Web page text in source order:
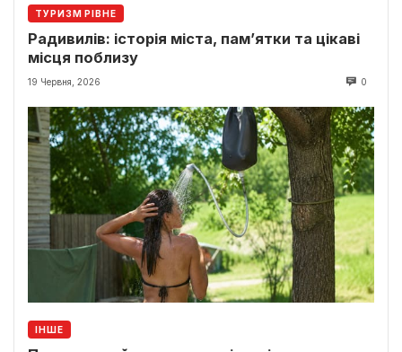
ТУРИЗМ РІВНЕ
Радивилів: історія міста, пам’ятки та цікаві
місця поблизу
19 Червня, 2026 0
ІНШЕ